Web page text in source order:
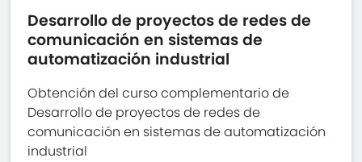
Desarrollo de proyectos de redes de
comunicación en sistemas de
automatización industrial
Obtención del curso complementario de
Desarrollo de proyectos de redes de
comunicación en sistemas de automatización
industrial